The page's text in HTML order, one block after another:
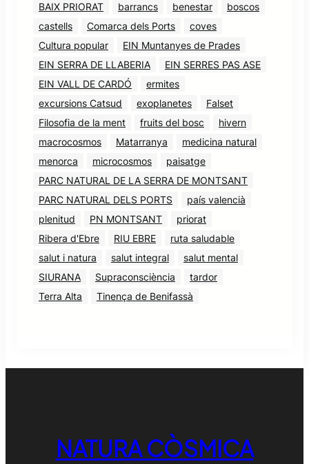
BAIX PRIORAT
barrancs benestar
boscos
castells
Comarca dels Ports
coves
Cultura popular
EIN Muntanyes de Prades
EIN SERRA DE LLABERIA
EIN SERRES PAS ASE
EIN VALL DE CARDÓ
ermites
excursions Catsud
exoplanetes
Falset
Filosofia de la ment
fruits del bosc
hivern
macrocosmos
Matarranya
medicina natural
menorca
microcosmos
paisatge
PARC NATURAL DE LA SERRA DE MONTSANT
PARC NATURAL DELS PORTS
país valencià
plenitud
PN MONTSANT
priorat
Ribera d'Ebre
RIU EBRE
ruta saludable
salut i natura
salut integral
salut mental
SIURANA
Supraconsciència
tardor
Terra Alta
Tinença de Benifassà
NATURA CÒSMICA